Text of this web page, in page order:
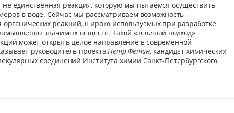
единственная реакция, которую мы пытаемся осуществить
в воде. Сейчас мы рассматриваем возможность
органических реакций, широко используемых при разработке
значимых веществ. Такой «зелёный подход»
может открыть целое направление в современной
руководитель проекта Петр Фетин, кандидат химических
соединений Института химии Санкт-Петербургского